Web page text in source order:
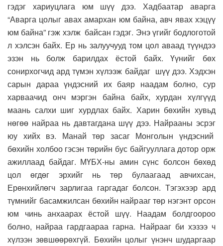
гэдэг хариуцлага юм шүү дээ. Хадбаатар аварга
“Аварга цолыг авах амархан юм байна, авч явах хэцүү
юм байна” гэж хэлж байсан гэдэг. Энэ үгийг бодлоготой
л хэлсэн байх. Ер нь залуучууд том цол аваад түүндээ
эзэн нь болж барилдах ёстой байх. Үүнийг бөх
сонирхогчид ард түмэн хүлээж байдаг шүү дээ. Хэдхэн
сарын дараа үндэсний их баяр наадам болно, сур
харваачид онч мэргэн байна байх, хурдан хүлгүүд
маань салхи шиг хурдлах байх. Харин бөхийн хувьд
нөгөө найраа нь давтагдана шүү дээ. Найрааны эсрэг
юу хийх вэ. Манай төр засаг Монголын үндэсний
бөхийн холбоо гэсэн төрийн бус байгууллага дотор орж
ажиллаад байдаг. МҮБХ-ны амин сүнс болсон бөхөд
цол өгдөг эрхийг нь төр булаагаад авчихсан,
Ерөнхийлөгч зарлигаа гаргадаг болсон. Тэгэхээр ард
түмнийг басамжилсан бөхийн найрааг төр нэгэнт орсон
юм чинь анхаарах ёстой шүү. Наадам болдгоороо
болно, найраа гардгаараа гарна. Найрааг би хэзээ ч
хүлээн зөвшөөрөхгүй. Бөхийн цолыг үнэнч шударгаар